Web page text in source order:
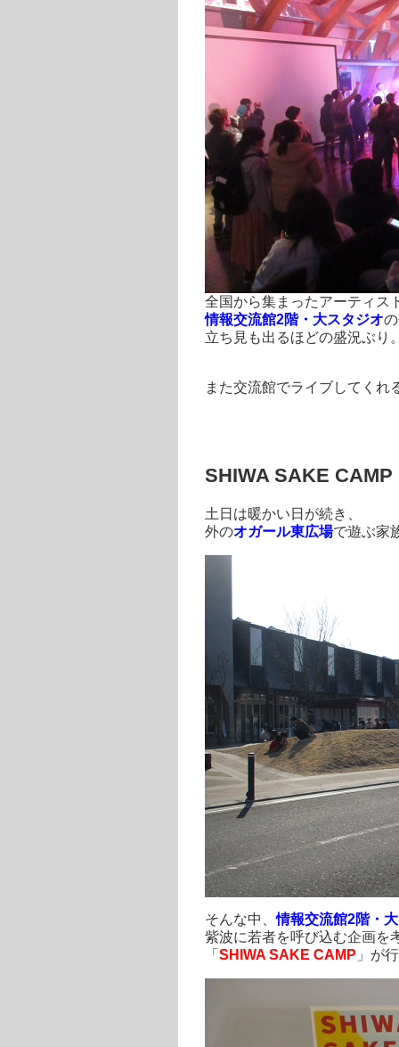
全国から集まったアーティス
情報交流館2階・大スタジオ
立ち見も出るほどの盛況ぶり
また交流館でライブしてくれ
SHIWA SAKE CAMP
土日は暖かい日が続き、
外のオガール東広場で遊ぶ家
そんな中、情報交流館2階・
紫波に若者を呼び込む企画を
「 SHIWA SAKE CAMP 」が